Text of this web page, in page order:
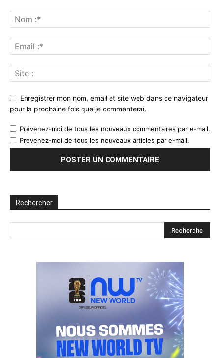
Enregistrer mon nom, email et site web dans ce navigateur
pour la prochaine fois que je commenterai.
Prévenez-moi de tous les nouveaux commentaires par e-mail.
Prévenez-moi de tous les nouveaux articles par e-mail.
Rechercher